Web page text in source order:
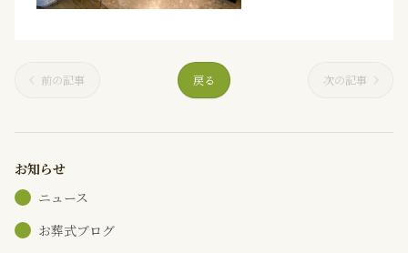
前の記事 戻る 次の記事
お知らせ
ニュース
お葬式ブログ